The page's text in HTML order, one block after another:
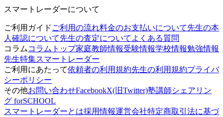
スマートレーダーについて
ご利用ガイド ご利用の流れ料金のお支払いについて先生の本
人確認について先生の査定について よくある質問
コラム コラムトップ家庭教師情報受験情報学校情報勉強情報
先生特集スマートレーダー
ご利用にあたって依頼者の利用規約先生の利用規約プライバ
シーポリシー
その他お問い合わせFacebookX(旧Twitter)塾講師シェアリン
グ forSCHOOL
スマートレーダーとは採用情報運営会社特定商取引法に基づ